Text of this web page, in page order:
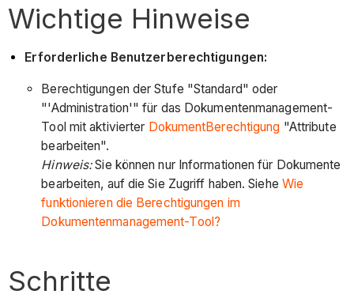
Wichtige Hinweise
Erforderliche Benutzerberechtigungen:
Berechtigungen der Stufe "Standard" oder
"'Administration'" für das Dokumentenmanagement-
Tool mit aktivierter DokumentBerechtigung "Attribute
bearbeiten".
Hinweis:Sie können nur Informationen für Dokumente
bearbeiten, auf die Sie Zugriff haben. Siehe Wie
funktionieren die Berechtigungen im
Dokumentenmanagement-Tool?
Schritte